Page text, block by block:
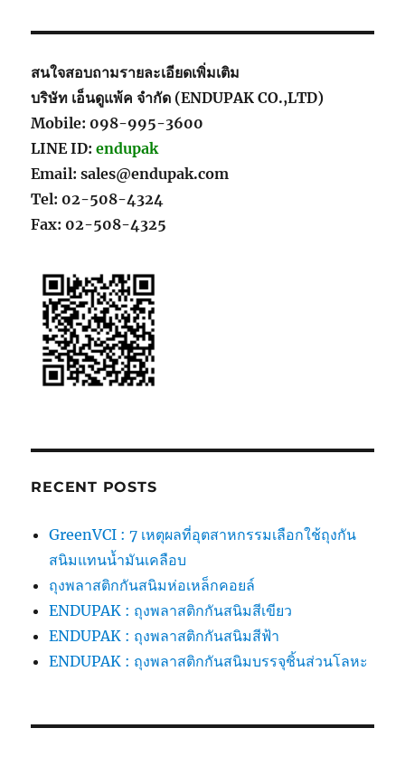
สนใจสอบถามรายละเอียดเพิ่มเติม
บริษัท เอ็นดูแพ้ค จำกัด (ENDUPAK CO.,LTD)
Mobile: 098-995-3600
LINE ID:endupak
Email: sales@endupak.com
Tel: 02-508-4324
Fax: 02-508-4325
RECENT POSTS
GreenVCI : 7 เหตุผลที่อุตสาหกรรมเลือกใช้ถุงกัน
สนิมแทนน้ำมันเคลือบ
ถุงพลาสติกกันสนิมห่อเหล็กคอยล์
ENDUPAK : ถุงพลาสติกกันสนิมสีเขียว
ENDUPAK : ถุงพลาสติกกันสนิมสีฟ้า
ENDUPAK : ถุงพลาสติกกันสนิมบรรจุชิ้นส่วนโลหะ